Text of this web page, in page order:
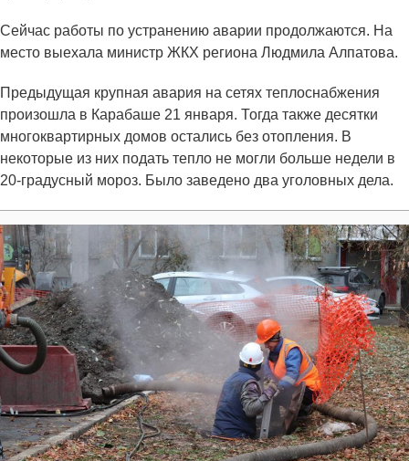
Сейчас работы по устранению аварии продолжаются. На
место выехала министр ЖКХ региона Людмила Алпатова.
Предыдущая крупная авария на сетях теплоснабжения
произошла в Карабаше 21 января. Тогда также десятки
многоквартирных домов остались без отопления. В
некоторые из них подать тепло не могли больше недели в
20-градусный мороз. Было заведено два уголовных дела.